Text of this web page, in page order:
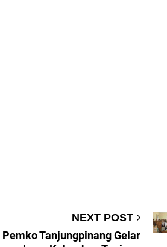
NEXT POST
Pemko Tanjungpinang Gelar